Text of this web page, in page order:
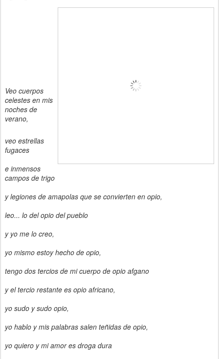
Veo cuerpos
celestes en mis
noches de
verano,
veo estrellas
fugaces
e inmensos
campos de trigo
y legiones de amapolas que se convierten en opio,
leo... lo del opio del pueblo
y yo me lo creo,
yo mismo estoy hecho de opio,
tengo dos tercios de mi cuerpo de opio afgano
y el tercio restante es opio africano,
yo sudo y sudo opio,
yo hablo y mis palabras salen teñidas de opio,
yo quiero y mi amor es droga dura